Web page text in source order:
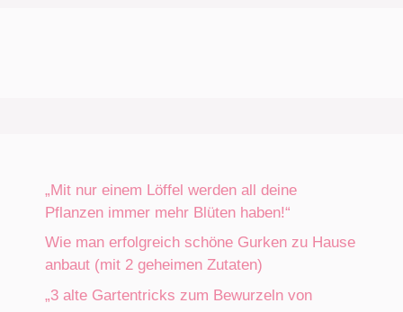
„Mit nur einem Löffel werden all deine
Pflanzen immer mehr Blüten haben!“
Wie man erfolgreich schöne Gurken zu Hause
anbaut (mit 2 geheimen Zutaten)
„3 alte Gartentricks zum Bewurzeln von